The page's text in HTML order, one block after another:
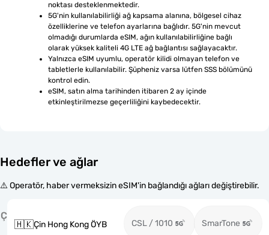
noktası desteklenmektedir.
5G'nin kullanılabilirliği ağ kapsama alanına, bölgesel cihaz
özelliklerine ve telefon ayarlarına bağlıdır. 5G'nin mevcut
olmadığı durumlarda eSIM, ağın kullanılabilirliğine bağlı
olarak yüksek kaliteli 4G LTE ağ bağlantısı sağlayacaktır.
Yalnızca eSIM uyumlu, operatör kilidi olmayan telefon ve
tabletlerle kullanılabilir. Şüpheniz varsa lütfen SSS bölümünü
kontrol edin.
eSIM, satın alma tarihinden itibaren 2 ay içinde
etkinleştirilmezse geçerliliğini kaybedecektir.
Hedefler ve ağlar
⚠️ Operatör, haber vermeksizin eSIM'in bağlandığı ağları değiştirebilir.
Ç
🇭🇰Çin Hong Kong ÖYB CSL / 1010 SmarTone